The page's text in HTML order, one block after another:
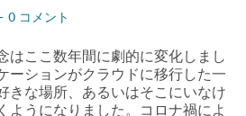
0 コメント
はここ数年間に劇的に変化しまし
ーションがクラウドに移行した一
きな場所、あるいはそこにいなけ
ようになりました。コロナ禍によ